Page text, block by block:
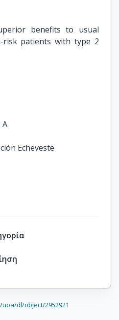
benefits to usual
patients with type 2
A
Echeveste
dl/object/2952921